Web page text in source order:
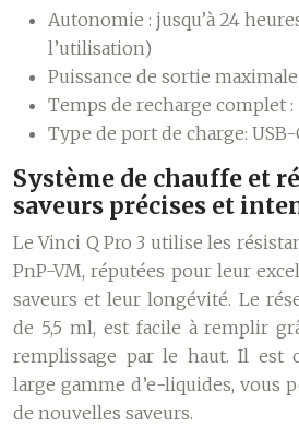
Autonomie : jusqu’à 24
l’utilisation)
Puissance de sortie
Temps de recharge complet :
Type de port de charge: USB-
Système de chauffe et
saveurs précises et
Le Vinci Q Pro 3 utilise les
PnP-VM, réputées pour leur
saveurs et leur longévité. Le
de 5,5 ml, est facile à remplir
remplissage par le haut. Il est
large gamme d’e-liquides, vous
de nouvelles saveurs.